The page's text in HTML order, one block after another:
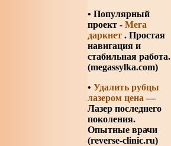
• Популярный
проект - Мега
даркнет . Простая
навигация и
стабильная работа.
(megassylka.com)
• Удалить рубцы
лазером цена —
Лазер последнего
поколения.
Опытные врачи
(reverse-clinic.ru)